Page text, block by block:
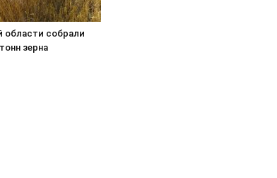
области собрали
зерна